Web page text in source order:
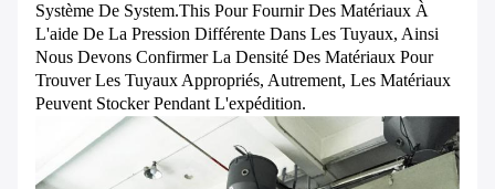
Système De System.This Pour Fournir Des Matériaux À
L'aide De La Pression Différente Dans Les Tuyaux, Ainsi
Nous Devons Confirmer La Densité Des Matériaux Pour
Trouver Les Tuyaux Appropriés, Autrement, Les Matériaux
Peuvent Stocker Pendant L'expédition.